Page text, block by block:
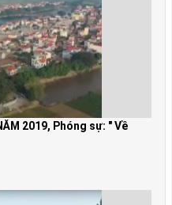
2019, Phóng sự: " Về